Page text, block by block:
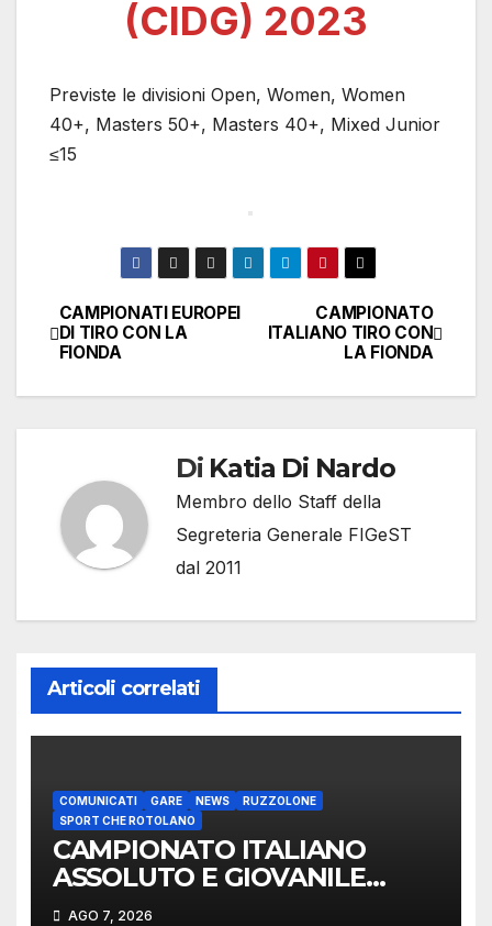
(CIDG) 2023
Previste le divisioni Open, Women, Women
40+, Masters 50+, Masters 40+, Mixed Junior
≤15
Navigazione
articoli
CAMPIONATO
ITALIANO TIRO CON
LA FIONDA
CAMPIONATI EUROPEI
DI TIRO CON LA
FIONDA
Di Katia Di Nardo
Membro dello Staff della
Segreteria Generale FIGeST
dal 2011
Articoli correlati
COMUNICATI GARE NEWS
RUZZOLONE
SPORT CHE ROTOLANO
CAMPIONATO ITALIANO
ASSOLUTO E GIOVANILE
LANCIO DEL RUZZOLONE
AGO 7, 2026